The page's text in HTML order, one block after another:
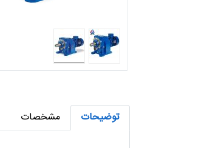
توضیحات مشخصات